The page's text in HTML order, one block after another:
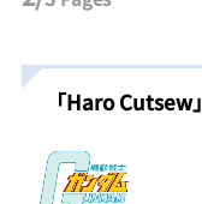
「Haro Cutsew」